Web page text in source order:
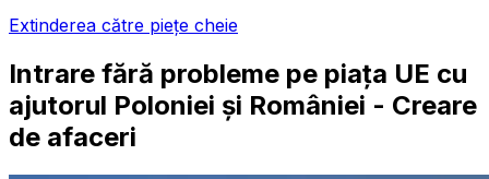
Extinderea către piețe cheie
Intrare fără probleme pe piața UE cu
ajutorul Poloniei și României - Creare
de afaceri